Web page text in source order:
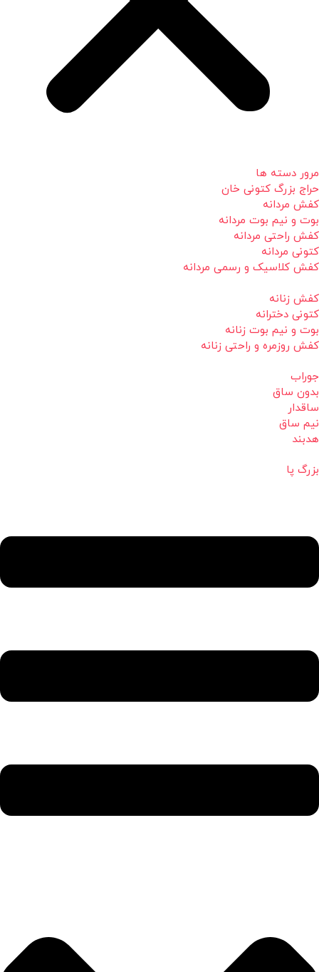
مرور دسته ها
حراج بزرگ کتونی خان
کفش مردانه
بوت و نیم بوت مردانه
کفش راحتی مردانه
کتونی مردانه
کفش کلاسیک و رسمی مردانه
کفش زنانه
کتونی دخترانه
بوت و نیم بوت زنانه
کفش روزمره و راحتی زنانه
جوراب
بدون ساق
ساقدار
نیم ساق
هدبند
بزرگ پا